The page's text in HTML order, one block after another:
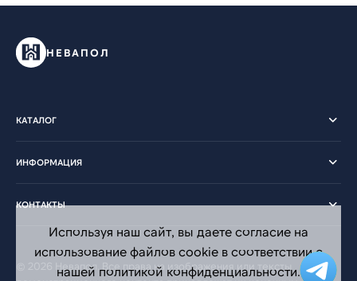
НЕВАПОЛ
КАТАЛОГ
ИНФОРМАЦИЯ
КОНТАКТЫ
© 2026 Невапол. Все права на изображения или тексты
Используя наш сайт, вы даете согласие на
использование файлов cookie в соответствии с
нашей политикой конфиденциальности.